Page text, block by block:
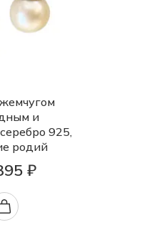
и
925,
родий
₽